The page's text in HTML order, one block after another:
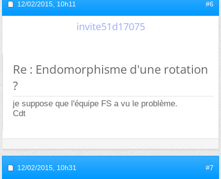
12/02/2015, 10h11 #6
invite51d17075
Re : Endomorphisme d'une rotation
?
je suppose que l'équipe FS a vu le problème.
Cdt
12/02/2015, 10h31 #7